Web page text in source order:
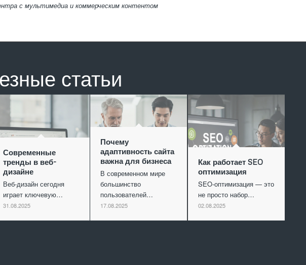
с мультимедиа и коммерческим контентом
статьи
Современные
тренды в веб-
дизайне
Веб-дизайн сегодня
играет ключевую…
31.08.2025
Почему
адаптивность сайта
важна для бизнеса
В современном мире
большинство
пользователей…
17.08.2025
Как работает SEO
оптимизация
SEO-оптимизация — это
не просто набор…
02.08.2025